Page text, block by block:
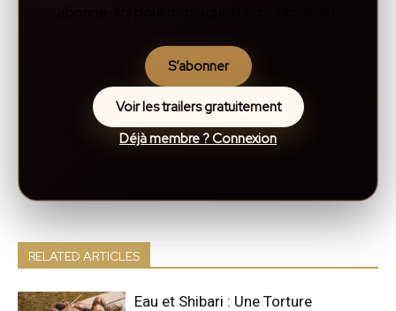
S’abonner
Voir les trailers gratuitement
Déjà membre ? Connexion
RELATED ARTICLES
Eau et Shibari : Une Torture